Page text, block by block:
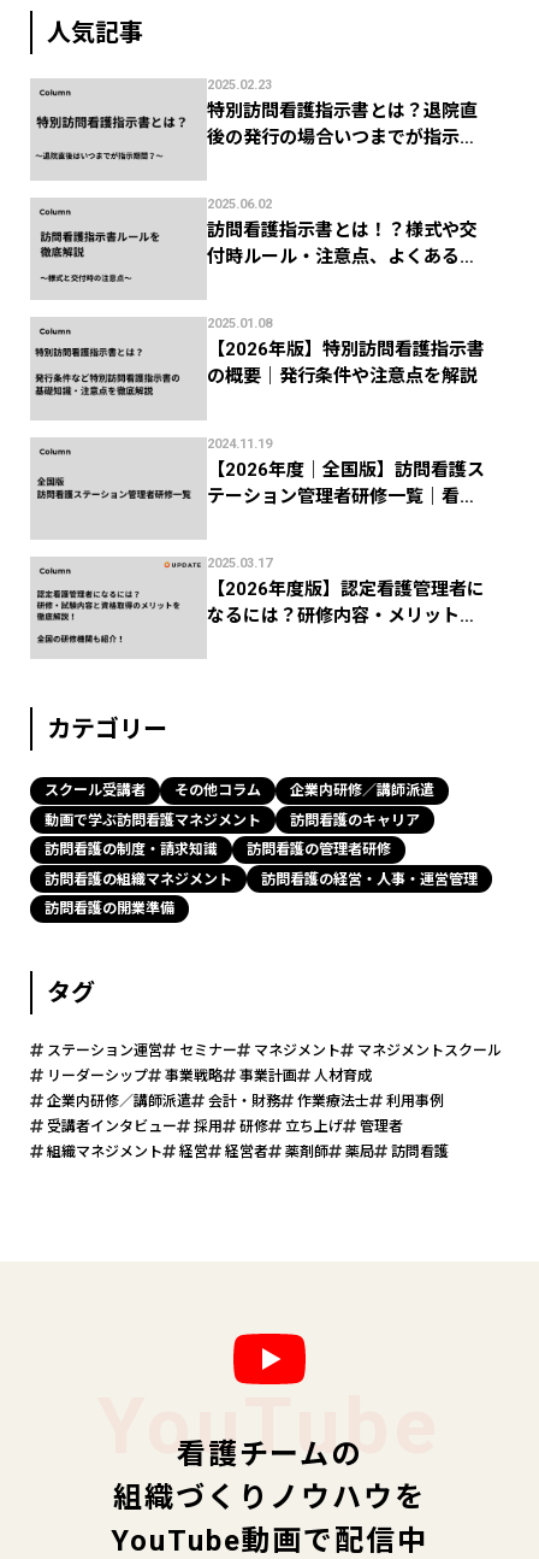
人気記事
2025.02.23
特別訪問看護指示書とは？退院直
後の発行の場合いつまでが指示期
2025.06.02
訪問看護指示書とは！？様式や交
付時ルール・注意点、よくある返
2025.01.08
【2026年版】特別訪問看護指示書
の概要｜発行条件や注意点を解説
2024.11.19
【2026年度｜全国版】訪問看護ス
テーション管理者研修一覧｜看護
2025.03.17
【2026年度版】認定看護管理者に
なるには？研修内容・メリットか
カテゴリー
スクール受講者 その他コラム
企業内研修／講師派遣
動画で学ぶ訪問看護マネジメント
訪問看護のキャリア
訪問看護の制度・請求知識
訪問看護の管理者研修
訪問看護の組織マネジメント
訪問看護の経営・人事・運営管理
訪問看護の開業準備
タグ
ステーション運営 セミナー マネジメント
マネジメントスクール
リーダーシップ
事業戦略 事業計画
人材育成
企業内研修／講師派遣
会計・財務 作業療法士
利用事例
受講者インタビュー
採用 研修 立ち上げ
管理者
組織マネジメント
経営 経営者 薬剤師 薬局 訪問看護
YouTube
看護チームの
組織づくりノウハウを
YouTube動画で配信中